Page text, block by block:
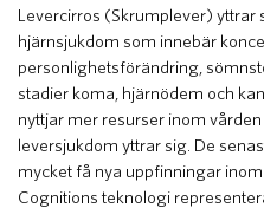
Levercirros (Skrumplever) yttrar
hjärnsjukdom som innebär
personlighetsförändring,
stadier koma, hjärnödem och
nyttjar mer resurser inom
leversjukdom yttrar sig. De
mycket få nya uppfinningar
Cognitions teknologi